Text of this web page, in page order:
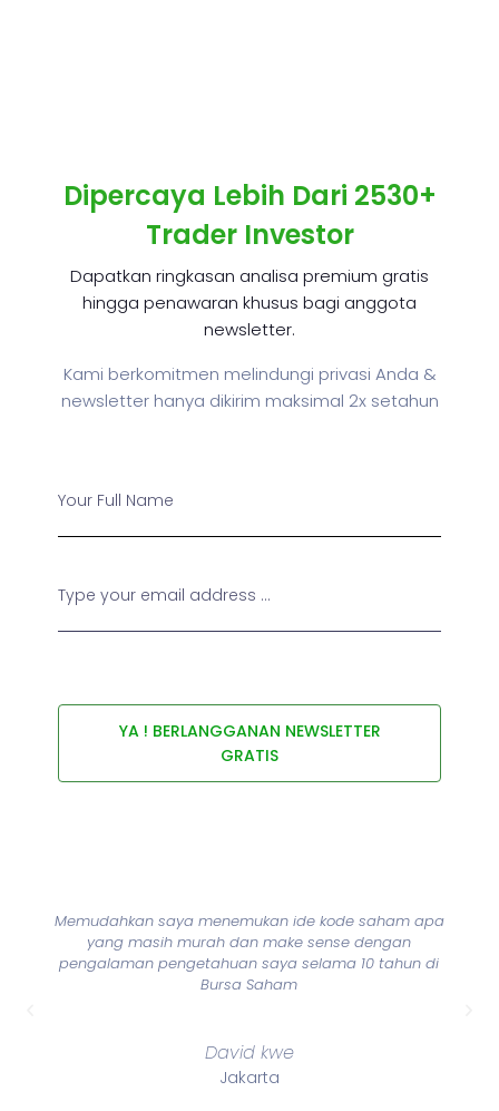
Dipercaya Lebih Dari 2530+
Trader Investor
Dapatkan ringkasan analisa premium gratis
hingga penawaran khusus bagi anggota
newsletter.
Kami berkomitmen melindungi privasi Anda &
newsletter hanya dikirim maksimal 2x setahun
YA ! BERLANGGANAN NEWSLETTER
GRATIS
Memudahkan saya menemukan ide kode saham apa
yang masih murah dan make sense dengan
pengalaman pengetahuan saya selama 10 tahun di
Bursa Saham
David kwe
Jakarta